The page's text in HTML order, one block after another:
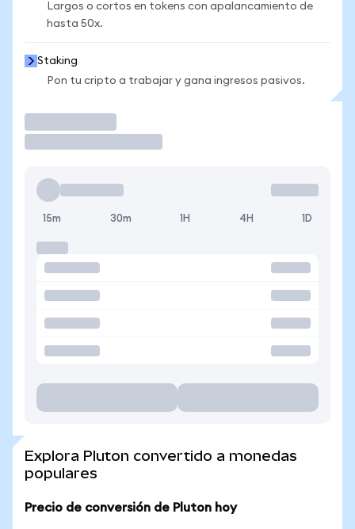
Largos o cortos en tokens con apalancamiento de
hasta 50x.
Staking
Pon tu cripto a trabajar y gana ingresos pasivos.
15m 30m 1H 4H 1D
Explora Pluton convertido a monedas
populares
Precio de conversión de Pluton hoy